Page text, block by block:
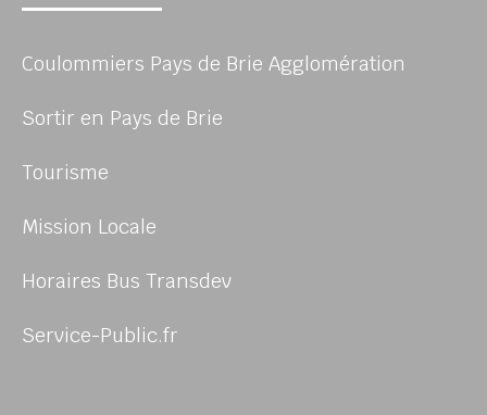
Coulommiers Pays de Brie Agglomération
Sortir en Pays de Brie
Tourisme
Mission Locale
Horaires Bus Transdev
Service-Public.fr